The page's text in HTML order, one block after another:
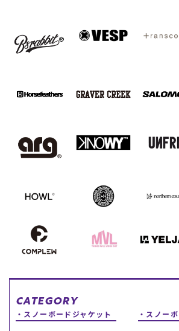
ムラサキスポーツ 公式ア
CATEGORY
スノーボードジャケット
スノー